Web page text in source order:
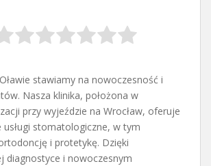
stawiamy na nowoczesność i
Nasza klinika, położona w
przy wyjeździe na Wrocław, oferuje
usługi stomatologiczne, w tym
i protetykę. Dzięki
diagnostyce i nowoczesnym